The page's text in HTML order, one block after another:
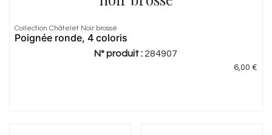
Collection Châtelet Noir brossé
Poignée ronde, 4 coloris
N° produit : 284907
6,00 €